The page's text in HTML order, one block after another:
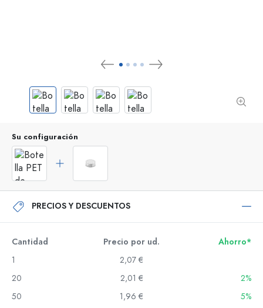
Su configuración
PRECIOS Y DESCUENTOS
Cantidad Precio por ud.
Ahorro*
1
2,07 €
20
2,01 €
2%
50
1,96 €
5%